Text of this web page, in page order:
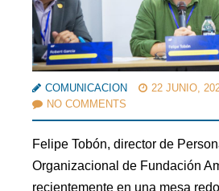
COMUNICACION 22 JUNIO,
NO COMMENTS
Felipe Tobón, director de
Organizacional de Fundación
recientemente en una mesa